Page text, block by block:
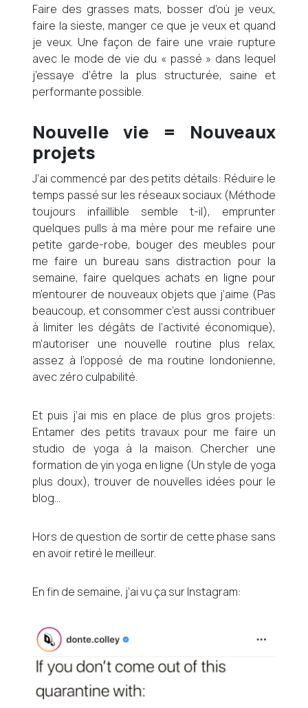
Faire des grasses mats, bosser d’où je veux,
faire la sieste, manger ce que je veux et quand
je veux. Une façon de faire une vraie rupture
avec le mode de vie du « passé » dans lequel
j’essaye d’être la plus structurée, saine et
performante possible.
Nouvelle vie = Nouveaux
projets
J’ai commencé par des petits détails: Réduire le
temps passé sur les réseaux sociaux (Méthode
toujours infaillible semble t-il), emprunter
quelques pulls à ma mère pour me refaire une
petite garde-robe, bouger des meubles pour
me faire un bureau sans distraction pour la
semaine, faire quelques achats en ligne pour
m’entourer de nouveaux objets que j’aime (Pas
beaucoup, et consommer c’est aussi contribuer
à limiter les dégâts de l’activité économique),
m’autoriser une nouvelle routine plus relax,
assez à l’opposé de ma routine londonienne,
avec zéro culpabilité.
Et puis j’ai mis en place de plus gros projets:
Entamer des petits travaux pour me faire un
studio de yoga à la maison. Chercher une
formation de yin yoga en ligne (Un style de yoga
plus doux), trouver de nouvelles idées pour le
blog…
Hors de question de sortir de cette phase sans
en avoir retiré le meilleur.
En fin de semaine, j’ai vu ça sur Instagram: